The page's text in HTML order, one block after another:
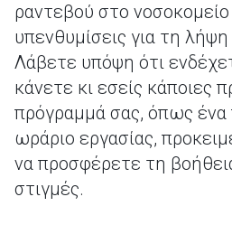
ραντεβού στο νοσοκομείο
υπενθυμίσεις για τη
Λάβετε υπόψη ότι
κάνετε κι εσείς κάποιες
πρόγραμμά σας, όπως ένα
ωράριο εργασίας,
να προσφέρετε τη
στιγμές.